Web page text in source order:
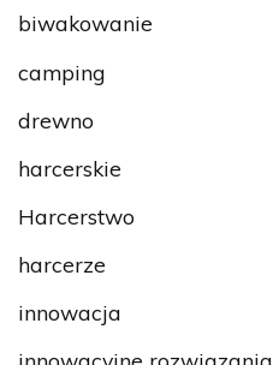
biwakowanie
camping
drewno
harcerskie
Harcerstwo
harcerze
innowacja